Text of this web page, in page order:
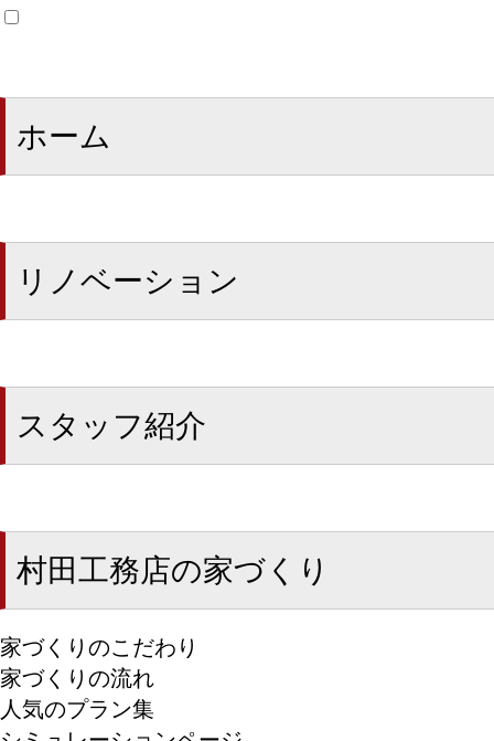
ホーム
リノベーション
スタッフ紹介
村田工務店の家づくり
家づくりのこだわり
家づくりの流れ
人気のプラン集